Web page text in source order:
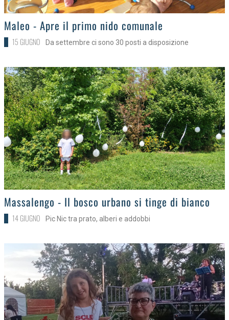
>Maleo - Apre il primo nido comunale
15 GIUGNO Da settembre ci sono 30 posti a disposizione
>Massalengo - Il bosco urbano si tinge di bianco
14 GIUGNO Pic Nic tra prato, alberi e addobbi